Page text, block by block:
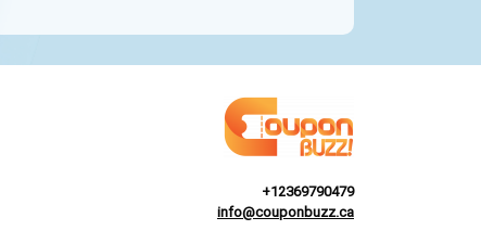
+12369790479
info@couponbuzz.ca